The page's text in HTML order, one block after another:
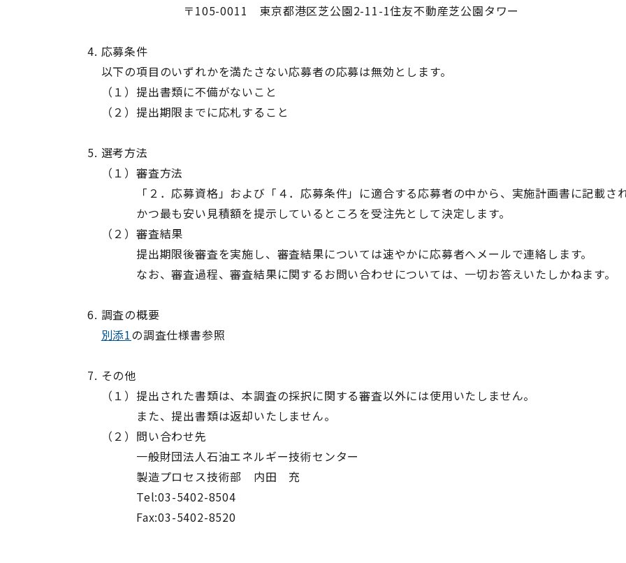
〒105-0011 東京都港区芝公園2-11-1住友不動産芝公園タワー
応募条件
以下の項目のいずれかを満たさない応募者の応募は無効とします。
（１）提出書類に不備がないこと
（２）提出期限までに応札すること
選考方法
（１）審査方法
「２．応募資格」および「４．応募条件」に適合する応募者の中から、実施計画書に記載さ
かつ最も安い見積額を提示しているところを受注先として決定します。
（２）審査結果
提出期限後審査を実施し、審査結果については速やかに応募者へメールで連絡します。
なお、審査過程、審査結果に関するお問い合わせについては、一切お答えいたしかねます。
調査の概要
別添1の調査仕様書参照
その他
（１）提出された書類は、本調査の採択に関する審査以外には使用いたしません。
また、提出書類は返却いたしません。
（２）問い合わせ先
一般財団法人石油エネルギー技術センター
製造プロセス技術部 内田 充
Tel:03-5402-8504
Fax:03-5402-8520